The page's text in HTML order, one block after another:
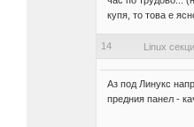
купя, то това е
14 Linux
Аз под Линукс
предния панел -